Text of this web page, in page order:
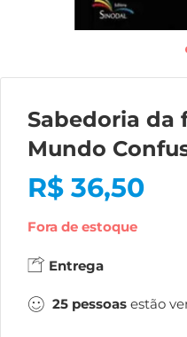
Sabedoria da
Mundo
R$ 36,50
Fora de estoque
Entrega
25 pessoas estão